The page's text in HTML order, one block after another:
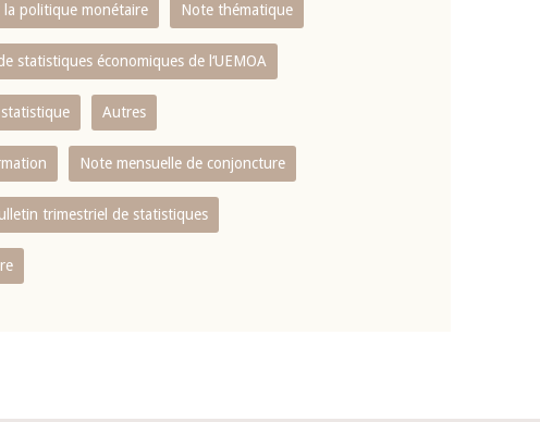
la politique monétaire Note thématique
statistiques économiques de l‘UEMOA
Autres
Note mensuelle de conjoncture
trimestriel de statistiques